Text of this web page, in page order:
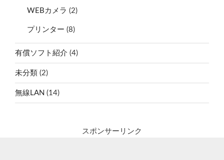
WEBカメラ (2)
プリンター (8)
有償ソフト紹介 (4)
未分類 (2)
無線LAN (14)
スポンサーリンク